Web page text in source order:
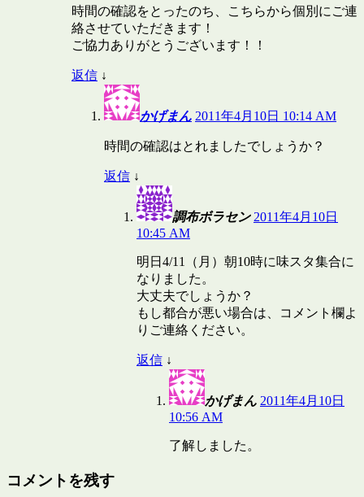
時間の確認をとったのち、こちらから個別にご連
絡させていただきます！
ご協力ありがとうございます！！
返信 ↓
かげまん 2011年4月10日 10:14 AM
時間の確認はとれましたでしょうか？
返信 ↓
調布ボラセン 2011年4月10日
10:45 AM
明日4/11（月）朝10時に味スタ集合に
なりました。
大丈夫でしょうか？
もし都合が悪い場合は、コメント欄よ
りご連絡ください。
返信 ↓
かげまん 2011年4月10日
10:56 AM
了解しました。
コメントを残す